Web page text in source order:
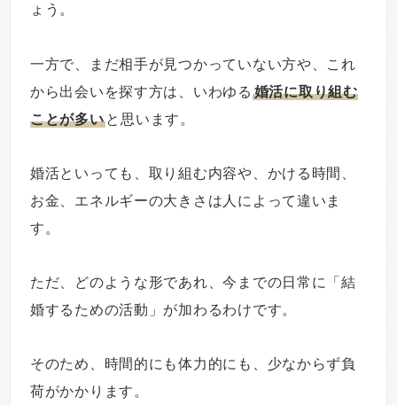
ょう。
一方で、まだ相手が見つかっていない方や、これ
から出会いを探す方は、いわゆる 婚活に取り組む
ことが多いと思います。
婚活といっても、取り組む内容や、かける時間、
お金、エネルギーの大きさは人によって違いま
す。
ただ、どのような形であれ、今までの日常に「結
婚するための活動」が加わるわけです。
そのため、時間的にも体力的にも、少なからず負
荷がかかります。